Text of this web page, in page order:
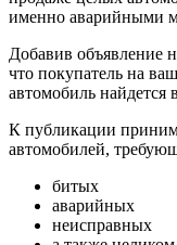
именно аварийными
Добавив объявление
что покупатель на
автомобиль найдется
К публикации
автомобилей,
битых
аварийных
неисправных